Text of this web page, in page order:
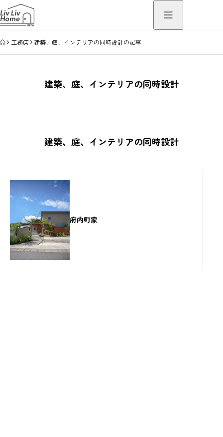
HOME
工務店 建築、庭、インテリアの同時設計の記事
建築、庭、インテリアの同時設計
建築、庭、インテリアの同時設計
府内町家